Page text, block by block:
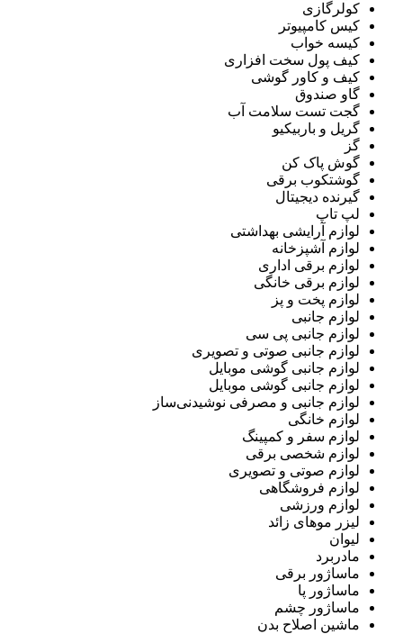
کولرگازی
کیس کامپیوتر
کیسه خواب
کیف پول سخت افزاری
کیف و کاور گوشی
گاو صندوق
گجت تست سلامت آب
گریل و باربیکیو
گز
گوش پاک کن
گوشتکوب برقی
گیرنده دیجیتال
لپ تاپ
لوازم آرایشی بهداشتی
لوازم آشپزخانه
لوازم برقی اداری
لوازم برقی خانگی
لوازم پخت و پز
لوازم جانبی
لوازم جانبی پی سی
لوازم جانبی صوتی و تصویری
لوازم جانبی گوشی موبایل
لوازم جانبی گوشی موبایل
لوازم جانبی و مصرفی نوشیدنی‌ساز
لوازم خانگی
لوازم سفر و کمپینگ
لوازم شخصی برقی
لوازم صوتی و تصویری
لوازم فروشگاهی
لوازم ورزشی
لیزر موهای زائد
لیوان
مادربرد
ماساژور برقی
ماساژور پا
ماساژور چشم
ماشین اصلاح بدن